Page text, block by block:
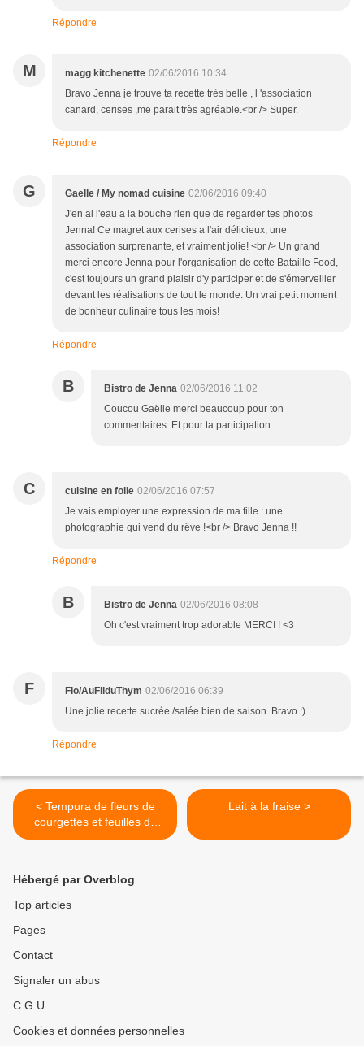
Répondre
M magg kitchenette 02/06/2016 10:34
Bravo Jenna je trouve ta recette très belle , l 'association
canard, cerises ,me parait très agréable.<br /> Super.
Répondre
G Gaelle / My nomad cuisine 02/06/2016 09:40
J'en ai l'eau a la bouche rien que de regarder tes photos
Jenna! Ce magret aux cerises a l'air délicieux, une
association surprenante, et vraiment jolie! <br /> Un grand
merci encore Jenna pour l'organisation de cette Bataille Food,
c'est toujours un grand plaisir d'y participer et de s'émerveiller
devant les réalisations de tout le monde. Un vrai petit moment
de bonheur culinaire tous les mois!
Répondre
B Bistro de Jenna 02/06/2016 11:02
Coucou Gaëlle merci beaucoup pour ton
commentaires. Et pour ta participation.
C cuisine en folie 02/06/2016 07:57
Je vais employer une expression de ma fille : une
photographie qui vend du rêve !<br /> Bravo Jenna !!
Répondre
B Bistro de Jenna 02/06/2016 08:08
Oh c'est vraiment trop adorable MERCI ! <3
F Flo/AuFilduThym 02/06/2016 06:39
Une jolie recette sucrée /salée bien de saison. Bravo :)
Répondre
< Tempura de fleurs de
courgettes et feuilles de
basilic
Lait à la fraise >
Hébergé par Overblog
Top articles
Pages
Contact
Signaler un abus
C.G.U.
Cookies et données personnelles